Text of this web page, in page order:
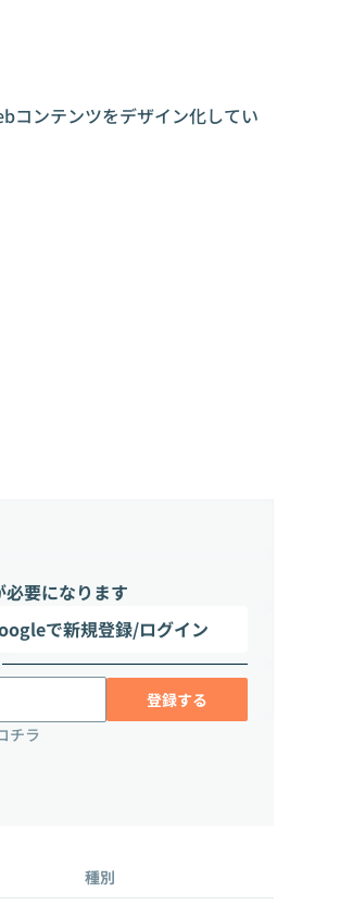
コンテンツをデザイン化してい
要になります
で新規登録/ログイン
登録する
チラ
）
種別